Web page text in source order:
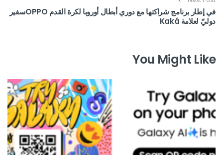
في إطار برنامج شراكتها مع دوري أبطال أوروبا لكرة القدم OPPOسفير
دوليّ لعلامة Kaká
You Might Like